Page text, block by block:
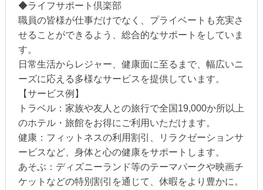
◆ライフサポート倶楽部
職員の皆様が仕事だけでなく、プライベートも充実さ
せることができるよう、総合的なサポートをしていま
す。
日常生活からレジャー、健康面に至るまで、幅広いニ
ーズに応える多様なサービスを提供しています。
【サービス例】
トラベル：家族や友人との旅行で全国19,000か所以上
のホテル・旅館をお得にご利用いただけます。
健康：フィットネスの利用割引、リラクゼーションサ
ービスなど、身体と心の健康をサポートします。
あそぶ：ディズニーランド等のテーマパークや映画チ
ケットなどの特別割引を通じて、休暇をより豊かに。